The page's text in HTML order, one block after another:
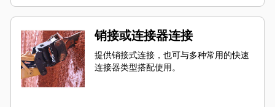
销接或连接器连接
提供销接式连接，也可与多种常用的快速
连接器类型搭配使用。